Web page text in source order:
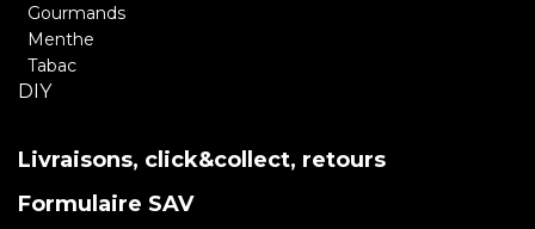
Gourmands
Menthe
Tabac
DIY
Livraisons, click&collect, retours
Formulaire SAV